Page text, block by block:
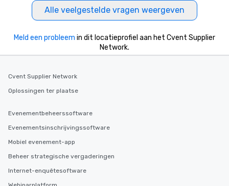
Alle veelgestelde vragen weergeven
Meld een probleem in dit locatieprofiel aan het Cvent Supplier
Network.
Cvent Supplier Network
Oplossingen ter plaatse
Evenementbeheerssoftware
Evenementsinschrijvingssoftware
Mobiel evenement-app
Beheer strategische vergaderingen
Internet-enquêtesoftware